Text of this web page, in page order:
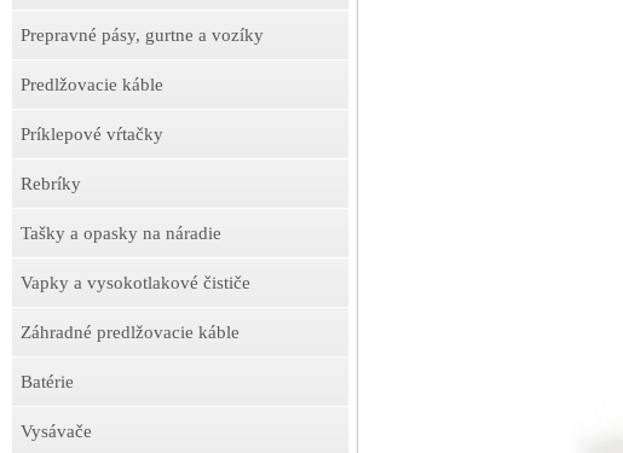
Prepravné pásy, gurtne a vozíky
Predlžovacie káble
Príklepové vŕtačky
Rebríky
Tašky a opasky na náradie
Vapky a vysokotlakové čističe
Záhradné predlžovacie káble
Batérie
Vysávače